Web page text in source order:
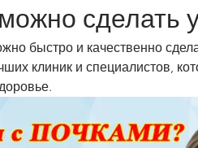
сделать
быстро и качественно
клиник и специалистов,